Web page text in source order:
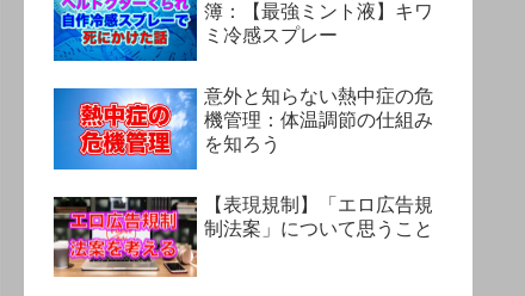
簿：【最強ミント液】キワ
ミ冷感スプレー
意外と知らない熱中症の危
機管理：体温調節の仕組み
を知ろう
【表現規制】「エロ広告規
制法案」について思うこと